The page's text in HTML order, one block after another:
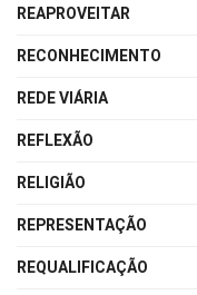
REAPROVEITAR
RECONHECIMENTO
REDE VIÁRIA
REFLEXÃO
RELIGIÃO
REPRESENTAÇÃO
REQUALIFICAÇÃO